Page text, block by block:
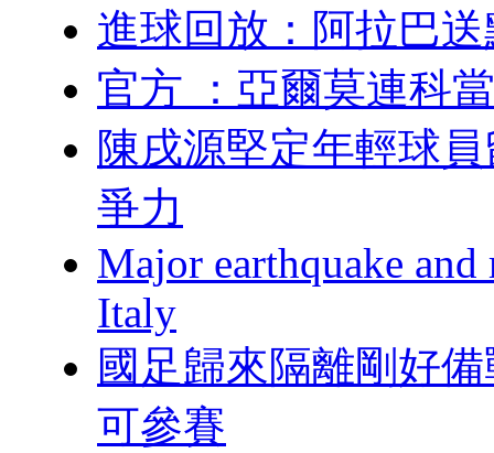
進球回放：阿拉
官方 ：亞爾莫連
陳戌源堅定年輕球
爭力
Major earthquake
Italy
國足歸來隔離剛好
可參賽